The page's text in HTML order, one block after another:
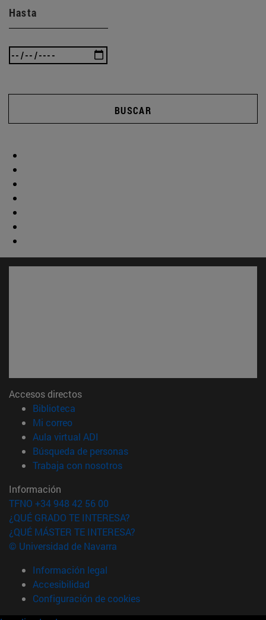
Hasta
BUSCAR
Accesos directos
Biblioteca
Mi correo(abre en nueva ventana)
Aula virtual ADI
Búsqueda de personas(abre en nueva ventana)
Trabaja con nosotros(abre en nueva ventana)
Información
TFNO +34 948 42 56 00
¿QUÉ GRADO TE INTERESA?
¿QUÉ MÁSTER TE INTERESA?
© Universidad de Navarra
Información legal
Accesibilidad
Configuración de cookies